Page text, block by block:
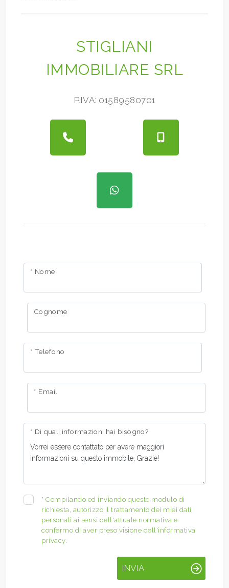
STIGLIANI
IMMOBILIARE SRL
P.IVA: 01589580701
* Nome
Cognome
* Telefono
* Email
* Di quali informazioni hai bisogno?
*Compilando ed inviando questo modulo di
richiesta, autorizzo il trattamento dei miei dati
personali ai sensi dell'attuale normativa e
confermo di aver preso visione dell'informativa
privacy.
INVIA